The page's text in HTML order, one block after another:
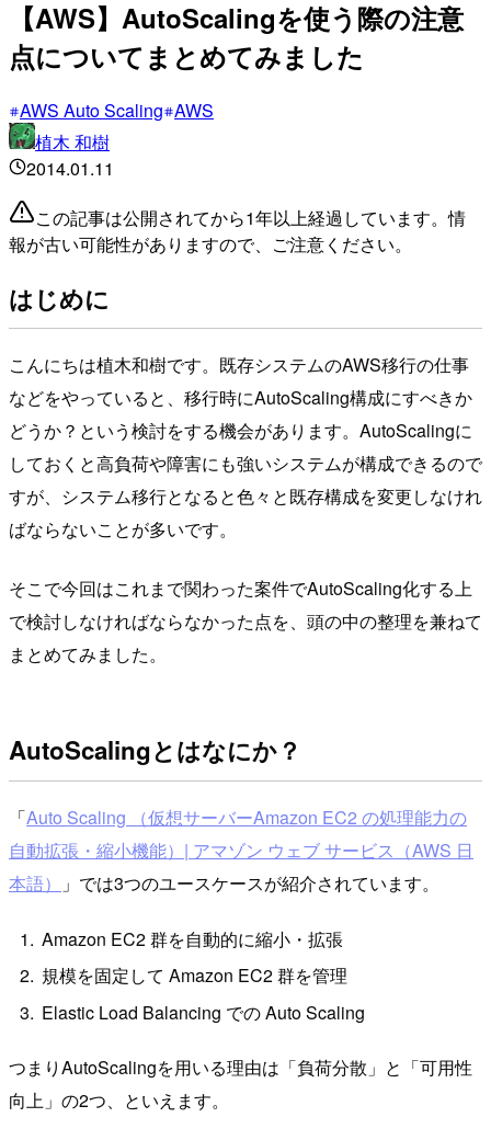
【AWS】AutoScalingを使う際の注意
点についてまとめてみました
AWS Auto Scaling AWS
植木 和樹
2014.01.11
この記事は公開されてから1年以上経過しています。情
報が古い可能性がありますので、ご注意ください。
はじめに
こんにちは植木和樹です。既存システムのAWS移行の仕事
などをやっていると、移行時にAutoScaling構成にすべきか
どうか？という検討をする機会があります。AutoScalingに
しておくと高負荷や障害にも強いシステムが構成できるので
すが、システム移行となると色々と既存構成を変更しなけれ
ばならないことが多いです。
そこで今回はこれまで関わった案件でAutoScaling化する上
で検討しなければならなかった点を、頭の中の整理を兼ねて
まとめてみました。
AutoScalingとはなにか？
「Auto Scaling （仮想サーバーAmazon EC2 の処理能力の
自動拡張・縮小機能）| アマゾン ウェブ サービス（AWS 日
本語）
」では3つのユースケースが紹介されています。
Amazon EC2 群を自動的に縮小・拡張
規模を固定して Amazon EC2 群を管理
Elastic Load Balancing での Auto Scaling
つまりAutoScalingを用いる理由は「負荷分散」と「可用性
向上」の2つ、といえます。